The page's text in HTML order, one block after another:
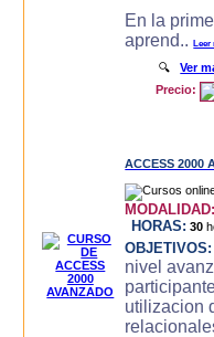
En la
aprend..Leer
🔍Ver
Precio:
ACCESS 2000
MODALIDAD:
HORAS: 30
OBJETIVOS:
nivel
utilizacion